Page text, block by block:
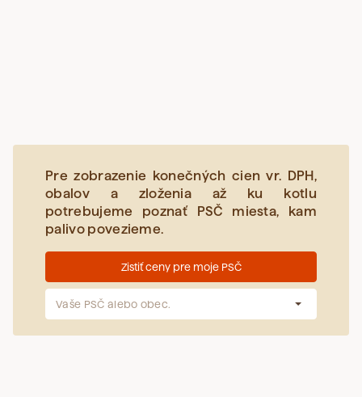
Pre zobrazenie konečných cien vr. DPH,
obalov a zloženia až ku kotlu
potrebujeme poznať PSČ miesta, kam
palivo povezieme.
Zistiť ceny pre moje PSČ
Vaše PSČ alebo obec.